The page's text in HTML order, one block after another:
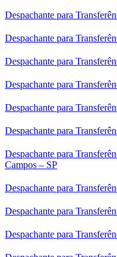
Despachante para
Despachante para
Despachante para
Despachante para
Despachante para
Despachante para
Despachante para
Campos – SP
Despachante para
Despachante para
Despachante para